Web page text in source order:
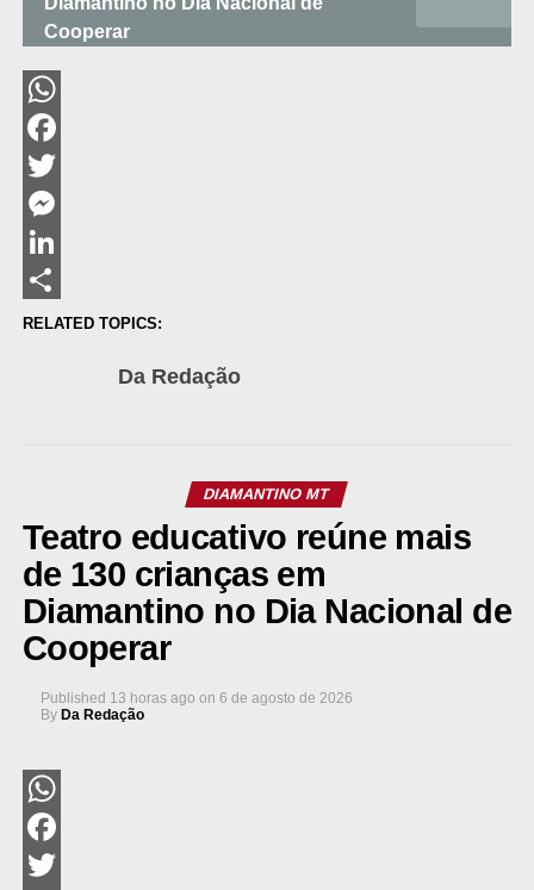
Cooperar
WhatsApp
Facebook
Twitter
Messenger
LinkedIn
Share
RELATED TOPICS:
Da Redação
DIAMANTINO MT
Teatro educativo reúne mais
de 130 crianças em
Diamantino no Dia Nacional de
Cooperar
Published 13 horas ago on 6 de agosto de 2026
By Da Redação
WhatsApp
Facebook